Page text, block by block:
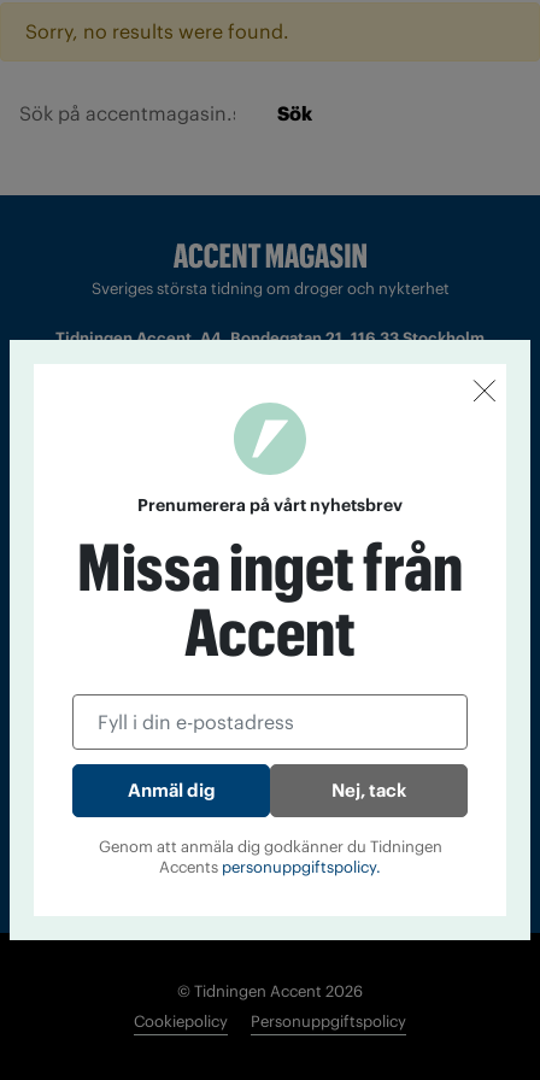
Sorry, no results were found.
Sök
Sveriges största tidning om droger och nykterhet
Tidningen Accent, A4, Bondegatan 21, 116 33 Stockholm
Chefredaktör och ansvarig utgivare: Barbro Janson Lundkvist,
barbro@a4.se.
Kontakt Om Tidningen Tidningsarkiv In English
Läs tidigare
Accent
© Tidningen Accent 2026
Cookiepolicy
Personuppgiftspolicy
Prenumerera på vårt nyhetsbrev
Missa inget från
Accent
Nej, tack
Genom att anmäla dig godkänner du Tidningen
Accents personuppgiftspolicy.